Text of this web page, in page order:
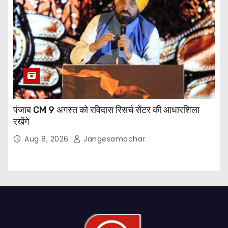
पंजाब CM 9 अगस्त को रविदास रिसर्च सेंटर की आधारशिला
रखेंगे
Aug 8, 2026 Jangesamachar